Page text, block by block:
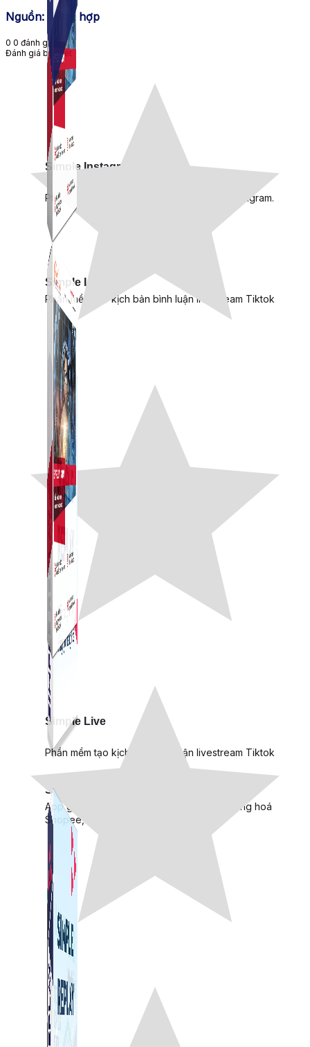
Simple Live
Phần mềm tạo kịch bản bình luận livestream Tiktok
Simple Replay
App ghi hình tự động quy trình đóng gói hàng hoá
Shopee, Lazada, Tiktokshop
Simple Instagram
Phần mềm gửi follow, nhắn tin, nuôi nick Instagram.
Simple Live
Phần mềm tạo kịch bản bình luận livestream Tiktok
Nguồn: Tổng hợp
0 0 đánh giá
Đánh giá bài viết